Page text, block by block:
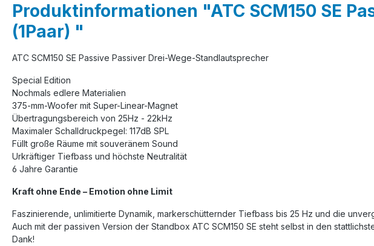
Produktinformationen "ATC SCM150 SE
(1Paar) "
ATC SCM150 SE Passive Passiver Drei-Wege-Standlautsprecher
Special Edition
Nochmals edlere Materialien
375-mm-Woofer mit Super-Linear-Magnet
Übertragungsbereich von 25Hz - 22kHz
Maximaler Schalldruckpegel: 117dB SPL
Füllt große Räume mit souveränem Sound
Urkräftiger Tiefbass und höchste Neutralität
6 Jahre Garantie
Kraft ohne Ende – Emotion ohne Limit
Faszinierende, unlimitierte Dynamik, markerschütternder Tiefbass bis 25 Hz und die
Auch mit der passiven Version der Standbox ATC SCM150 SE steht selbst in den
Dank!